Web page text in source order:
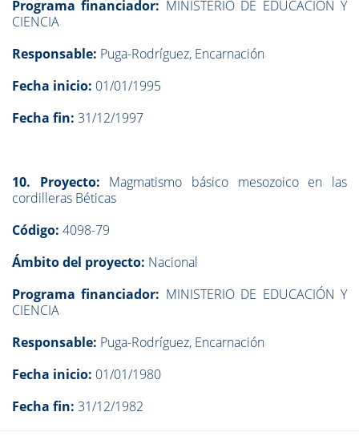
Programa financiador: MINISTERIO DE EDUCACIÓN Y
CIENCIA
Responsable: Puga-Rodríguez, Encarnación
Fecha inicio: 01/01/1995
Fecha fin: 31/12/1997
10. Proyecto: Magmatismo básico mesozoico en las
cordilleras Béticas
Código: 4098-79
Ámbito del proyecto: Nacional
Programa financiador: MINISTERIO DE EDUCACIÓN Y
CIENCIA
Responsable: Puga-Rodríguez, Encarnación
Fecha inicio: 01/01/1980
Fecha fin: 31/12/1982